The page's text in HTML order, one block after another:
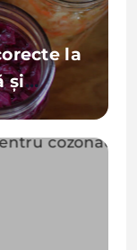
la
și